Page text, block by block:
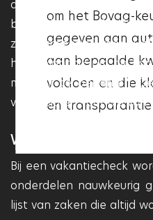
dagelijkse gebruik
boodschappen. Een
zowel intensief voor u
het belangrijk om de
mogelijk te beperken.
veiligheid en voor die van
WAARUIT BESTAAT
Bij een vakantiecheck
onderdelen nauwkeurig
lijst van zaken die altijd
garage het
betekent dit dat
kwaliteitseisen
deze garage
professioneel is.
om het Bovag-
gegeven aan
aan bepaalde
voldoen en die
en